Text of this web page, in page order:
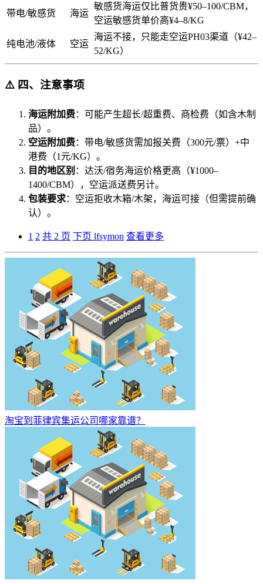
带电/敏感货 海运
敏感货海运仅比普货贵¥50–100/CBM，
空运敏感货单价高¥4–8/KG
纯电池/液体 空运
海运不接，只能走空运PH03渠道（¥42–
52/KG）
⚠️ 四、注意事项
海运附加费：可能产生超长/超重费、商检费（如含木制
品）。
空运附加费：带电/敏感货需加报关费（300元/票）+中
港费（1元/KG）。
目的地区别 ：达沃/宿务海运价格更高（¥1000–
1400/CBM），空运派送费另计。
包装要求：空运拒收木箱/木架，海运可接（但需提前确
认）。
1 2 共 2 页 下页 lfsymon 查看更多
淘宝到菲律宾集运公司哪家靠谱？